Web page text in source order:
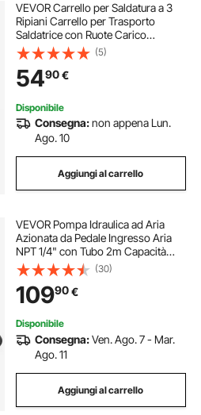
VEVOR Carrello per Saldatura a 3
Ripiani Carrello per Trasporto
Saldatrice con Ruote Carico
Massimo 168-181 kg Carrello per
Attrezzatura di Saldatura MIG TIG
ARC MMA Taglierina al Plasma da
Officina
(5)
5490€
Disponibile
Consegna:non appena Lun.
Ago. 10
Aggiungi al carrello
VEVOR Pompa Idraulica ad Aria
Azionata da Pedale Ingresso Aria
NPT 1/4" con Tubo 2m Capacità
dell'Olio 1,6L, Pompa Pneumatica a
Pedale Pressione Max. 10000 PSI
con Tubo 2m Capienza del
Serbatoio 1,6L
(30)
10990€
Disponibile
Consegna:Ven. Ago. 7 - Mar.
Ago. 11
Aggiungi al carrello